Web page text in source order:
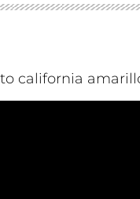
california